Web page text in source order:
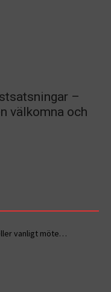
–
välkomna och
vanligt möte…